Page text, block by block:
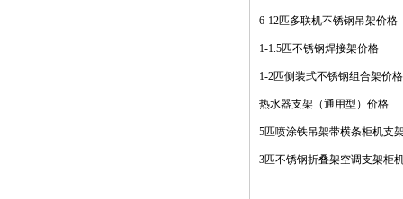
6-12匹多联机不锈钢吊架价格
1-1.5匹不锈钢焊接架价格
1-2匹侧装式不锈钢组合架价格
热水器支架（通用型）价格
5匹喷涂铁吊架带横条柜机支
架价格
3匹不锈钢折叠架空调支架柜